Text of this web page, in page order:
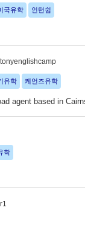
국유학 인턴쉽
유학 케언즈유학
agent based in
학